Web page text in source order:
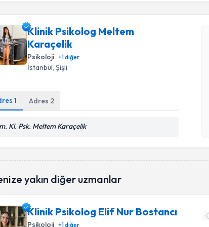
Klinik Psikolog Meltem
Karaçelik
Psikoloji +1diğer
İstanbul , Şişli
1 Adres 2
Kl. Psk. Meltem Karaçelik
yakın diğer uzmanlar
Klinik Psikolog Elif Nur Bostancı
Psikoloji +1diğer